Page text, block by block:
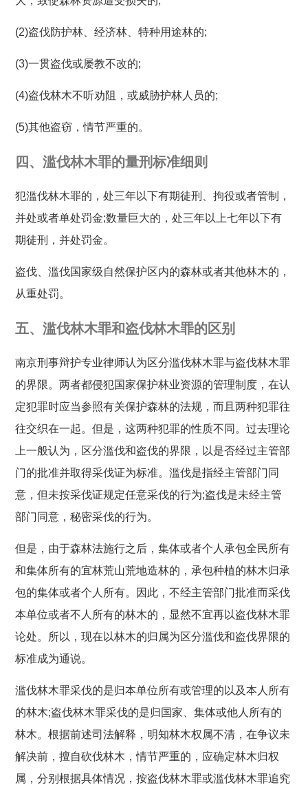
(2)盗伐防护林、经济林、特种用途林的;
(3)一贯盗伐或屡教不改的;
(4)盗伐林木不听劝阻，或威胁护林人员的;
(5)其他盗窃，情节严重的。
四、滥伐林木罪的量刑标准细则
犯滥伐林木罪的，处三年以下有期徒刑、拘役或者管制，
并处或者单处罚金;数量巨大的，处三年以上七年以下有
期徒刑，并处罚金。
盗伐、滥伐国家级自然保护区内的森林或者其他林木的，
从重处罚。
五、滥伐林木罪和盗伐林木罪的区别
南京刑事辩护专业律师认为区分滥伐林木罪与盗伐林木罪
的界限。两者都侵犯国家保护林业资源的管理制度，在认
定犯罪时应当参照有关保护森林的法规，而且两种犯罪往
往交织在一起。但是，这两种犯罪的性质不同。过去理论
上一般认为，区分滥伐和盗伐的界限，以是否经过主管部
门的批准并取得采伐证为标准。滥伐是指经主管部门同
意，但未按采伐证规定任意采伐的行为;盗伐是未经主管
部门同意，秘密采伐的行为。
但是，由于森林法施行之后，集体或者个人承包全民所有
和集体所有的宜林荒山荒地造林的，承包种植的林木归承
包的集体或者个人所有。因此，不经主管部门批准而采伐
本单位或者不人所有的林木的，显然不宜再以盗伐林木罪
论处。所以，现在以林木的归属为区分滥伐和盗伐界限的
标准成为通说。
滥伐林木罪采伐的是归本单位所有或管理的以及本人所有
的林木;盗伐林木罪采伐的是归国家、集体或他人所有的
林木。根据前述司法解释，明知林木权属不清，在争议未
解决前，擅自砍伐林木，情节严重的，应确定林木归权
属，分别根据具体情况，按盗伐林木罪或滥伐林木罪追究